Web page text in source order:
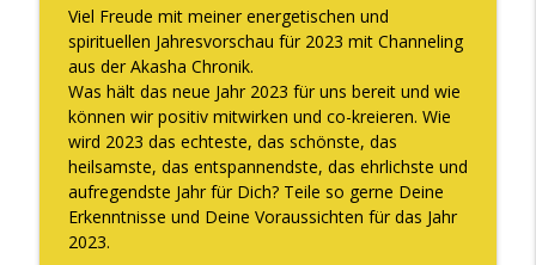
Was es bedeutet "Deine Kapazität zu
erweitern"
The WOMAN behind LUXURY GODDESS®
info_outline
Embodiment ist für mich kein Trend!
The WOMAN behind LUXURY GODDESS®
DAS verändert sich, wenn Du Deine
Viel Freude mit meiner energetischen und
spirituellen Jahresvorschau für 2023 mit Channeling
aus der Akasha Chronik.
Was hält das neue Jahr 2023 für uns bereit und wie
können wir positiv mitwirken und co-kreieren. Wie
wird 2023 das echteste, das schönste, das
heilsamste, das entspannendste, das ehrlichste und
aufregendste Jahr für Dich? Teile so gerne Deine
Erkenntnisse und Deine Voraussichten für das Jahr
2023.